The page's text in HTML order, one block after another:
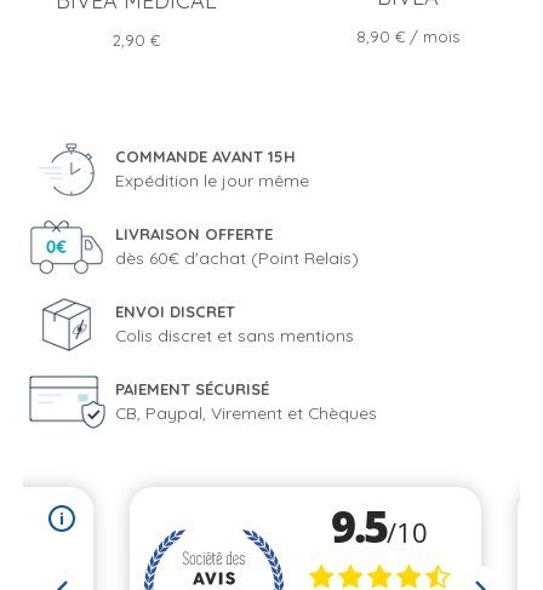
Prix
2,90 € Prix
8,90 €/ mois
COMMANDE AVANT 15H
Expédition le jour même
LIVRAISON OFFERTE
dès 60€ d'achat (Point Relais)
ENVOI DISCRET
Colis discret et sans mentions
PAIEMENT SÉCURISÉ
CB, Paypal, Virement et Chèques